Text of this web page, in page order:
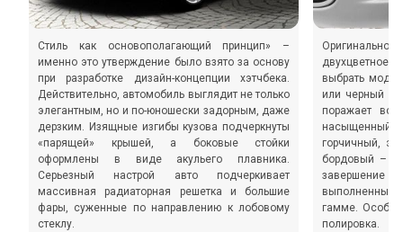
Стиль как основополагающий принцип» –
именно это утверждение было взято за основу
при разработке дизайн-концепции хэтчбека.
Действительно, автомобиль выглядит не только
элегантным, но и по-юношески задорным, даже
дерзким. Изящные изгибы кузова подчеркнуты
«парящей» крышей, а боковые стойки
оформлены в виде акульего плавника.
Серьезный настрой авто подчеркивает
массивная радиаторная решетка и большие
фары, суженные по направлению к лобовому
стеклу.
двухцветное
выбрать
или черный
поражает
насыщенный
горчичный,
бордовый – и
завершение
выполненные
гамме.
полировка.